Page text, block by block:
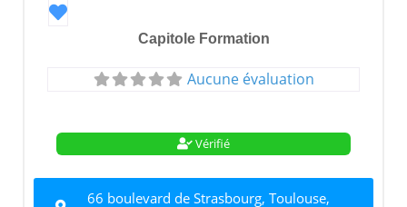
Favori
Capitole Formation
Aucune évaluation
Vérifié
66 boulevard de Strasbourg, Toulouse,